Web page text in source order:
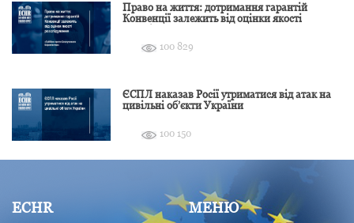
Право на життя: дотримання гарантій
Конвенції залежить від оцінки якості
100 829
ЄСПЛ наказав Росії утриматися від атак на
цивільні об’єкти України
100 150
ECHR МЕНЮ